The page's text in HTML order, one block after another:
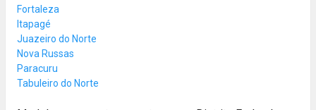
Fortaleza
Itapagé
Juazeiro do Norte
Nova Russas
Paracuru
Tabuleiro do Norte